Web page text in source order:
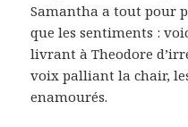
Samantha a tout pour
que les sentiments :
livrant à Theodore
voix palliant la chair,
enamourés.